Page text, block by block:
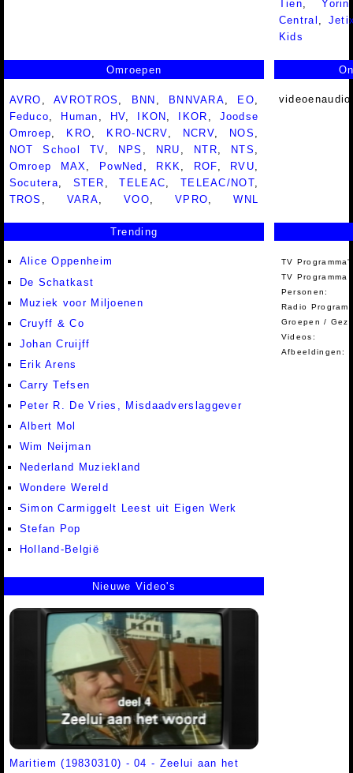
Tien,Yorin
Central ,
Kids
Omroepen
AVRO ,AVROTROS BNN BNNVARA EO
Feduco
Human HV IKON IKOR
Joodse
Omroep
KRO KRO-NCRV NCRV NOS
NOT School TV
NPS NRU NTR NTS
Omroep MAX
PowNed RKK ROF RVU
Socutera
STER ,TELEAC TELEAC/NOT
TROS
VARA ,VOO ,VPRO ,WNL
Trending
Alice Oppenheim
De Schatkast
Muziek voor Miljoenen
Cruyff & Co
Johan Cruijff
Erik Arens
Carry Tefsen
Peter R. De Vries, Misdaadverslaggever
Albert Mol
Wim Neijman
Nederland Muziekland
Wondere Wereld
Simon Carmiggelt Leest uit Eigen Werk
Stefan Pop
Holland-België
TV
TV Programma
Personen:
Radio
Groepen /
Videos:
Afbeeldingen:
Nieuwe Video's
Maritiem (19830310) - 04 - Zeelui aan het